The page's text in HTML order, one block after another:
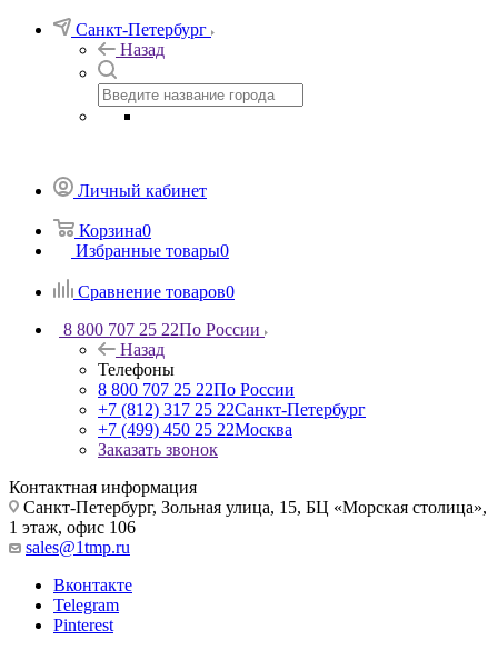
Санкт-Петербург
Назад
Личный кабинет
Корзина0
Избранные товары0
Сравнение товаров0
8 800 707 25 22По России
Назад
Телефоны
8 800 707 25 22По России
+7 (812) 317 25 22Санкт-Петербург
+7 (499) 450 25 22Москва
Заказать звонок
Контактная информация
Санкт-Петербург, Зольная улица, 15, БЦ «Морская столица»,
1 этаж, офис 106
sales@1tmp.ru
Вконтакте
Telegram
Pinterest